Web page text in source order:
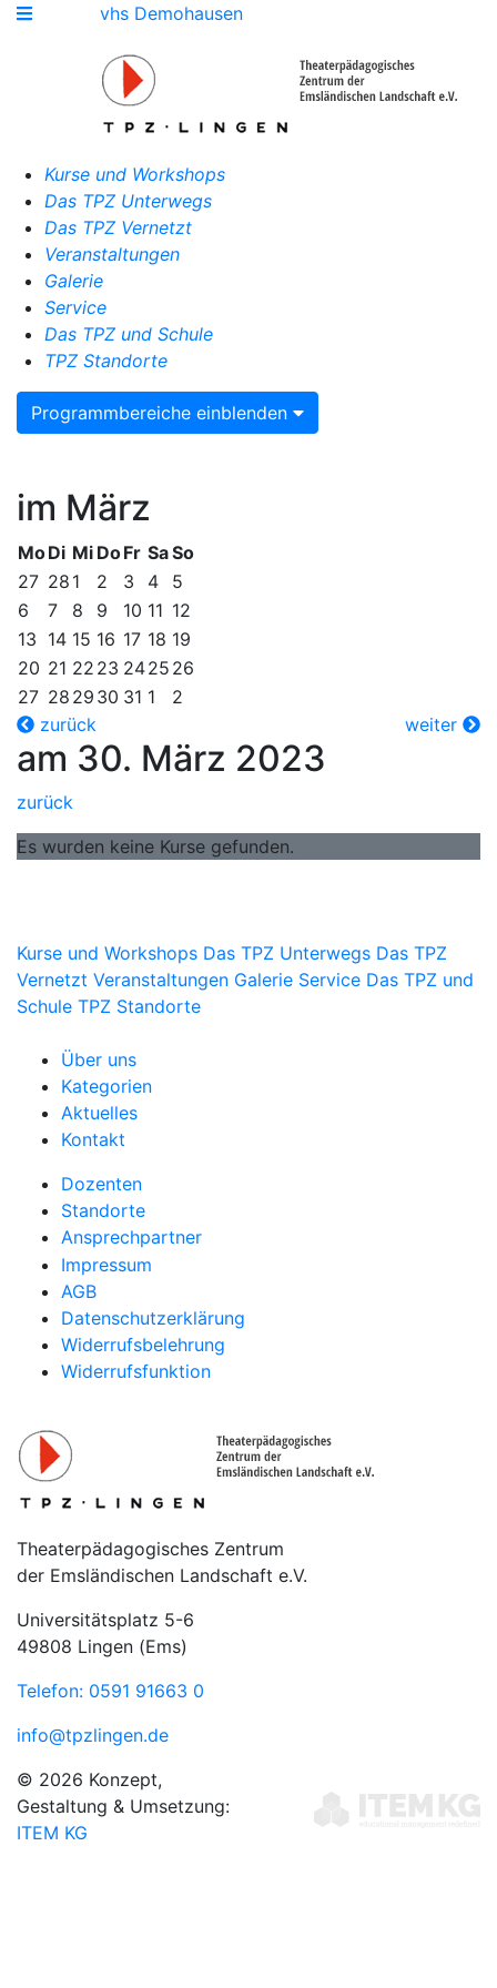
vhs Demohausen
Kurse und Workshops
Das TPZ Unterwegs
Das TPZ Vernetzt
Veranstaltungen
Galerie
Service
Das TPZ und Schule
TPZ Standorte
Programmbereiche einblenden
im März
MoDi Mi DoFr SaSo
27 28 1 2 3 4
5
6
7 8 9 10 11 12
13 14 15 16 17 18 19
20 21 22 23 2425 26
27 28 29 30 31 1
2
zurück
weiter
am 30. März 2023
zurück
Es wurden keine Kurse gefunden.
Kurse und Workshops Das TPZ Unterwegs Das TPZ
Vernetzt Veranstaltungen Galerie Service Das TPZ und
Schule TPZ Standorte
Über uns
Kategorien
Aktuelles
Kontakt
Dozenten
Standorte
Ansprechpartner
Impressum
AGB
Datenschutzerklärung
Widerrufsbelehrung
Widerrufsfunktion
Theaterpädagogisches Zentrum
der Emsländischen Landschaft e.V.
Universitätsplatz 5-6
49808 Lingen (Ems)
Telefon: 0591 91663 0
info@tpzlingen.de
© 2026 Konzept,
Gestaltung & Umsetzung:
ITEM KG